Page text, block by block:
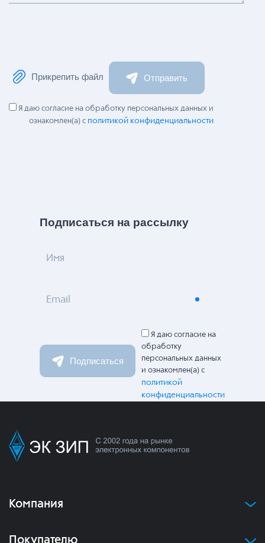
Прикрепить файл Отправить
Я даю согласие на обработку персональных данных и
ознакомлен(а) с политикой конфиденциальности
Подписаться на рассылку
Имя
Email
Подписаться
Я даю согласие на
обработку
персональных данных
и ознакомлен(а) с
политикой
конфиденциальности
Компания
Покупателю